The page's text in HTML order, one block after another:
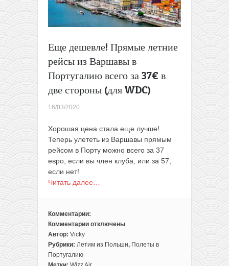
всего
75€
обратно
Еще дешевле! Прямые летние
рейсы из Варшавы в
Португалию всего за 37€ в
две стороны (для WDC)
16/03/2020
Хорошая цена стала еще лучше!
Теперь улететь из Варшавы прямым
рейсом в Порту можно всего за 37
евро, если вы член клуба, или за 57,
если нет!
Читать далее…
Комментарии:
Комментарии
к
записи
Еще
дешевле!
отключены
Автор: Vicky
Рубрики: Летим из Польши, Полеты в
Португалию